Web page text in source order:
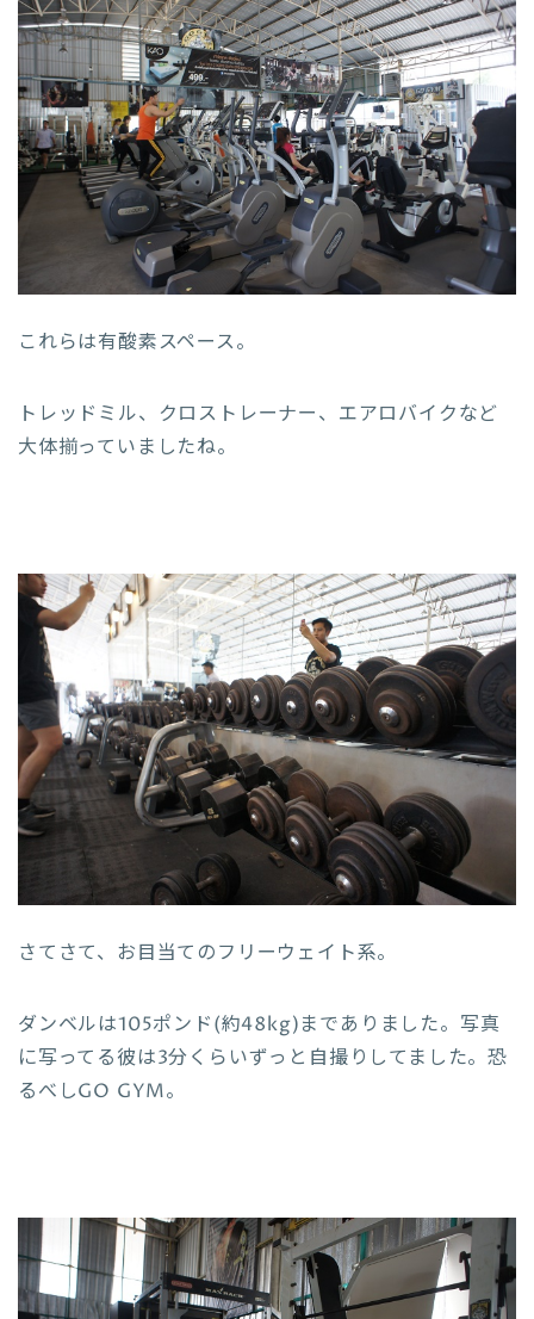
これらは有酸素スペース。
トレッドミル、クロストレーナー、エアロバイクなど
大体揃っていましたね。
さてさて、お目当てのフリーウェイト系。
ダンベルは105ポンド(約48kg)までありました。写真
に写ってる彼は3分くらいずっと自撮りしてました。恐
るべしGO GYM。